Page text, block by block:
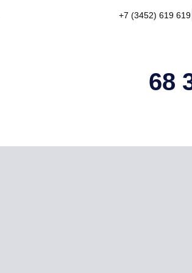
+7 (3452) 619 619
68